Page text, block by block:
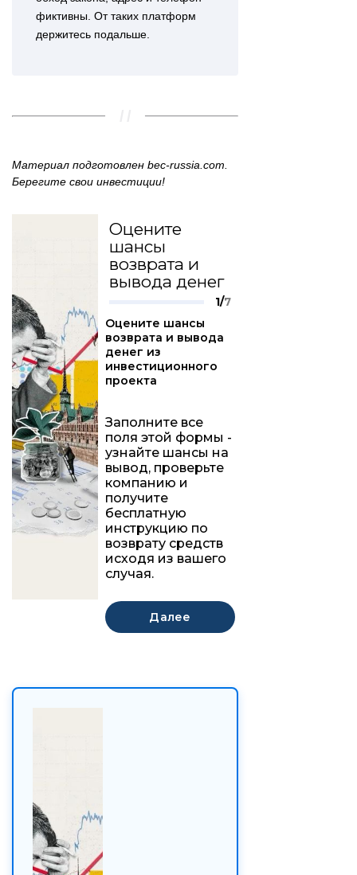
фиктивны. От таких платформ
держитесь подальше.
Материал подготовлен bec‑russia.com.
Берегите свои инвестиции!
Оцените
шансы
возврата и
вывода денег
1/7
Оцените шансы
возврата и вывода
денег из
инвестиционного
проекта
Заполните все
поля этой формы -
узнайте шансы на
вывод, проверьте
компанию и
получите
бесплатную
инструкцию по
возврату средств
исходя из вашего
случая.